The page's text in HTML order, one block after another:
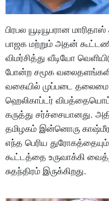
பிரபல யூடியூபரான
பாஜக மற்றும் அதன்
விமர்சித்து வீடியோ
போன்ற சமூக
வகையில் முப்படை தலைமை
ஹெலிகாப்டர்
கருத்து சர்ச்சையானது.
தமிழகம் இன்னொரு
எந்த பெரிய
கூட்டத்தை உருவாக்கி
சுதந்திரம் இருக்கிறது.